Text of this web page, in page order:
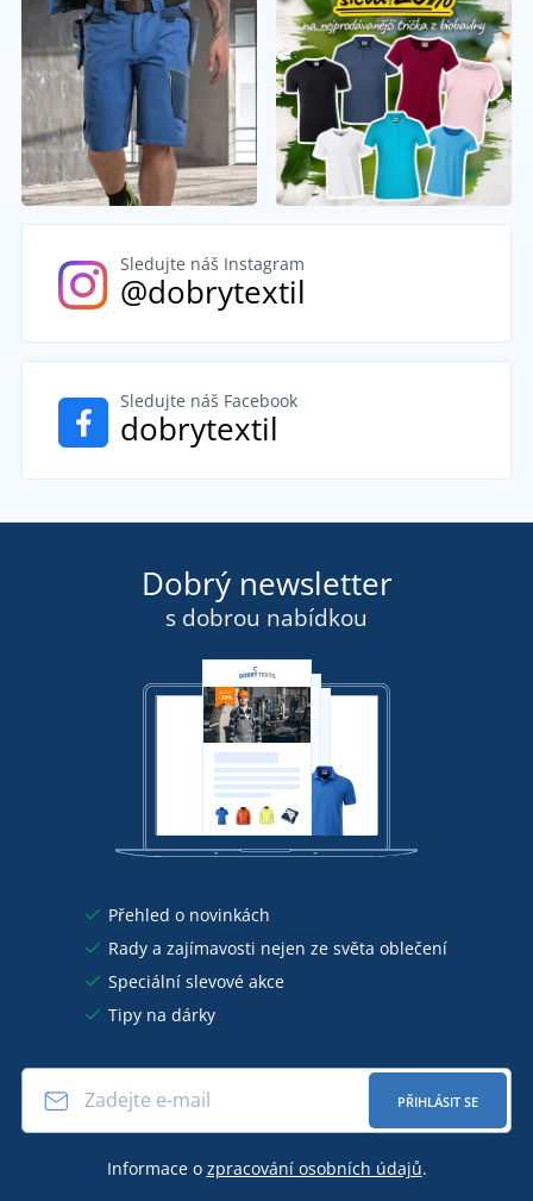
Sledujte náš Instagram
@dobrytextil
Sledujte náš Facebook
dobrytextil
Dobrý newsletter
s dobrou nabídkou
Přehled o novinkách
Rady a zajímavosti nejen ze světa oblečení
Speciální slevové akce
Tipy na dárky
PŘIHLÁSIT SE
Informace o zpracování osobních údajů.